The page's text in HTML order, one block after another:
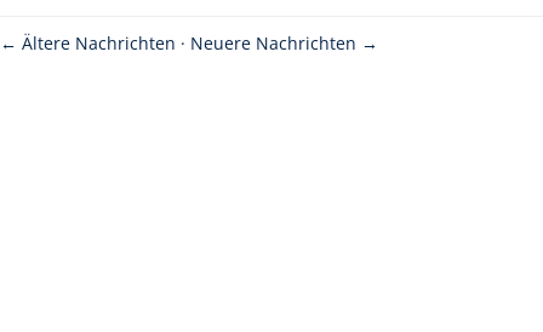
← Ältere Nachrichten · Neuere Nachrichten →